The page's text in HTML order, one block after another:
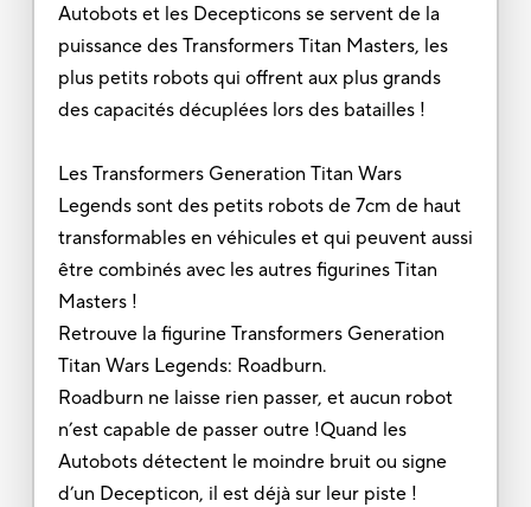
Autobots et les Decepticons se servent de la
puissance des Transformers Titan Masters, les
plus petits robots qui offrent aux plus grands
des capacités décuplées lors des batailles !
Les Transformers Generation Titan Wars
Legends sont des petits robots de 7cm de haut
transformables en véhicules et qui peuvent aussi
être combinés avec les autres figurines Titan
Masters !
Retrouve la figurine Transformers Generation
Titan Wars Legends: Roadburn.
Roadburn ne laisse rien passer, et aucun robot
n’est capable de passer outre !Quand les
Autobots détectent le moindre bruit ou signe
d’un Decepticon, il est déjà sur leur piste !